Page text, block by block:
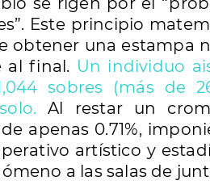
Este principio
obtener una estampa
al final. Un individuo
sobres (más de
Al restar un
apenas 0.71%,
artístico y
a las salas de